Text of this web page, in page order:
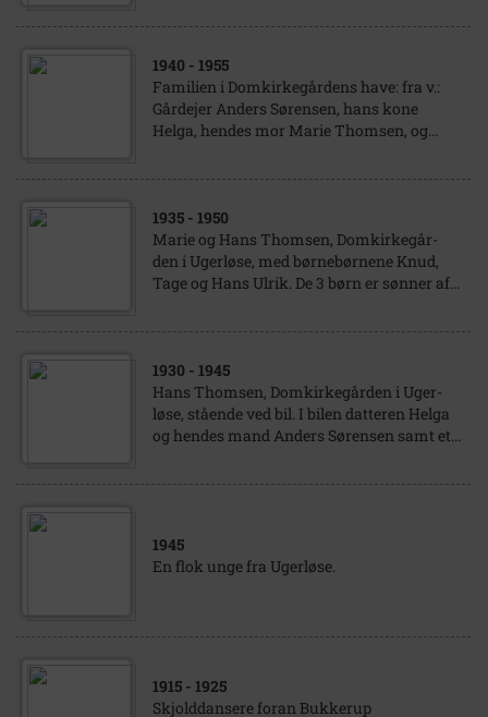
1940 - 1955
Familien i Domkirkegårdens have: fra v.:
Gårdejer Anders Sørensen, hans kone
Helga, hendes mor Marie Thomsen, og...
1935 - 1950
Marie og Hans Thomsen, Domkirkegår-
den i Ugerløse, med børnebørnene Knud,
Tage og Hans Ulrik. De 3 børn er sønner af...
1930 - 1945
Hans Thomsen, Domkirkegården i Uger-
løse, stående ved bil. I bilen datteren Helga
og hendes mand Anders Sørensen samt et...
1945
En flok unge fra Ugerløse.
1915 - 1925
Skjolddansere foran Bukkerup